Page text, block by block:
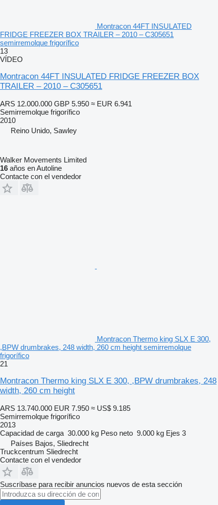
Montracon 44FT INSULATED
FRIDGE FREEZER BOX TRAILER – 2010 – C305651
semirremolque frigorífico
13
VÍDEO
Montracon 44FT INSULATED FRIDGE FREEZER BOX
TRAILER – 2010 – C305651
ARS 12.000.000 GBP 5.950 ≈ EUR 6.941
Semirremolque frigorífico
2010
Reino Unido, Sawley
Walker Movements Limited
16 años en Autoline
Contacte con el vendedor
Montracon Thermo king SLX E 300,
,BPW drumbrakes, 248 width, 260 cm height semirremolque
frigorífico
21
Montracon Thermo king SLX E 300, ,BPW drumbrakes, 248
width, 260 cm height
ARS 13.740.000 EUR 7.950 ≈ US$ 9.185
Semirremolque frigorífico
2013
Capacidad de carga 30.000 kg Peso neto 9.000 kg Ejes 3
Países Bajos, Sliedrecht
Truckcentrum Sliedrecht
Contacte con el vendedor
Suscríbase para recibir anuncios nuevos de esta sección